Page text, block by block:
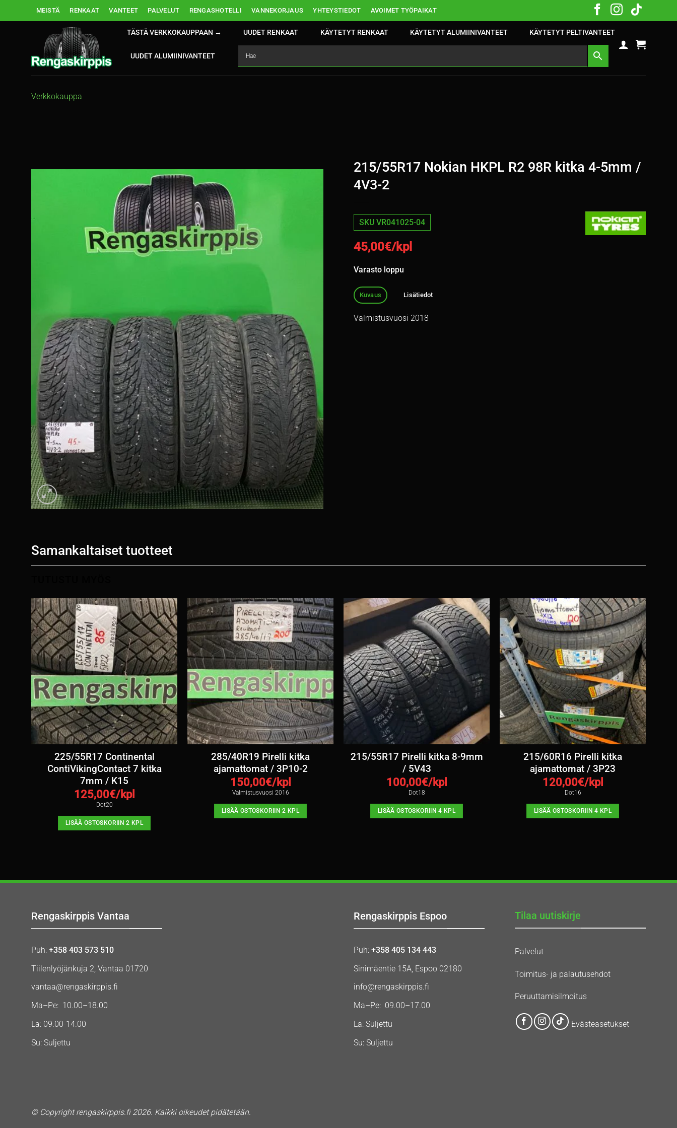
MEISTÄ RENKAAT VANTEET PALVELUT RENGASHOTELLI VANNEKORJAUS YHTEYSTIEDOT AVOIMET TYÖPAIKAT
TÄSTÄ VERKKOKAUPPAAN → UUDET RENKAAT KÄYTETYT RENKAAT KÄYTETYT ALUMIINIVANTEET KÄYTETYT PELTIVANTEET
UUDET ALUMIINIVANTEET
Verkkokauppa
215/55R17 Nokian HKPL R2 98R kitka 4-5mm /
4V3-2
SKU VR041025-04
45,00€/kpl
Varasto loppu
Kuvaus Lisätiedot
Valmistusvuosi 2018
Samankaltaiset tuotteet
225/55R17 Continental
ContiVikingContact 7 kitka
7mm / K15
125,00€/kpl
Dot20
LISÄÄ OSTOSKORIIN 2 KPL
285/40R19 Pirelli kitka
ajamattomat / 3P10-2
150,00€/kpl
Valmistusvuosi 2016
LISÄÄ OSTOSKORIIN 2 KPL
215/55R17 Pirelli kitka 8-9mm
/ 5V43
100,00€/kpl
Dot18
LISÄÄ OSTOSKORIIN 4 KPL
215/60R16 Pirelli kitka
ajamattomat / 3P23
120,00€/kpl
Dot16
LISÄÄ OSTOSKORIIN 4 KPL
Rengaskirppis Vantaa
Puh: +358 403 573 510
Tiilenlyöjänkuja 2, Vantaa 01720
vantaa@rengaskirppis.fi
Ma–Pe: 10.00–18.00
La: 09.00-14.00
Su: Suljettu
Rengaskirppis Espoo
Puh: +358 405 134 443
Sinimäentie 15A, Espoo 02180
info@rengaskirppis.fi
Ma–Pe: 09.00–17.00
La: Suljettu
Su: Suljettu
Tilaa uutiskirje
Palvelut
Toimitus- ja palautusehdot
Peruuttamisilmoitus
Evästeasetukset
© Copyright rengaskirppis.fi 2026. Kaikki oikeudet pidätetään.